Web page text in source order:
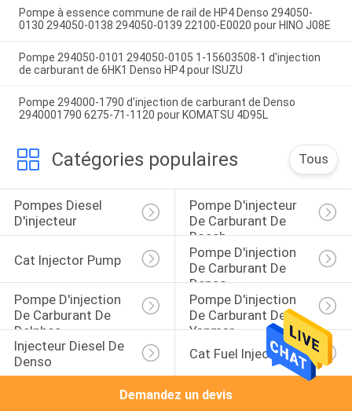
Pompe à essence commune de rail de HP4 Denso 294050-
0130 294050-0138 294050-0139 22100-E0020 pour HINO J08E
Pompe 294050-0101 294050-0105 1-15603508-1 d'injection
de carburant de 6HK1 Denso HP4 pour ISUZU
Pompe 294000-1790 d'injection de carburant de Denso
2940001790 6275-71-1120 pour KOMATSU 4D95L
Catégories populaires Tous
Pompes Diesel
D'injecteur
Pompe D'injecteur
De Carburant De
Bosch
Cat Injector Pump
Pompe D'injection
De Carburant De
Denso
Pompe D'injection
De Carburant De
Delphes
Pompe D'injection
De Carburant De
Yanmar
Injecteur Diesel De
Denso
Cat Fuel Injector
Demandez un devis